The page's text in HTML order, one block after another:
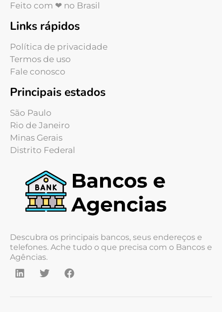
Feito com ❤ no Brasil
Links rápidos
Política de privacidade
Termos de uso
Fale conosco
Principais estados
São Paulo
Rio de Janeiro
Minas Gerais
Distrito Federal
Descubra os principais bancos, seus endereços e
telefones. Ache tudo o que precisa com o Bancos e
Agências.